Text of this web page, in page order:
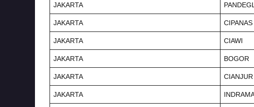
JAKARTA
JAKARTA CIPANAS
JAKARTA CIAWI
JAKARTA BOGOR
JAKARTA CIANJUR
JAKARTA